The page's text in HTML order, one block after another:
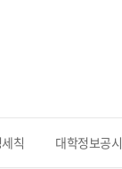
칙 대학정보공시